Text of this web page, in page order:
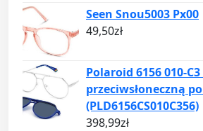
Seen Snou5003 Px00
49,50zł
Polaroid 6156 010-
przeciwsłoneczną
(PLD6156CS010C356)
398,99zł